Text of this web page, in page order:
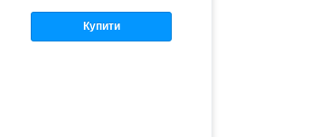
Купити